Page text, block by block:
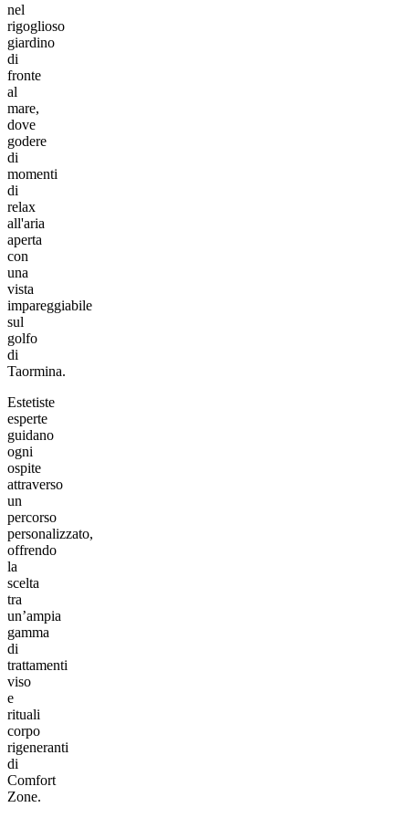
nel
rigoglioso
giardino
di
fronte
al
mare,
dove
godere
di
momenti
di
relax
all'aria
aperta
con
una
vista
impareggiabile
sul
golfo
di
Taormina.
Estetiste
esperte
guidano
ogni
ospite
attraverso
un
percorso
personalizzato,
offrendo
la
scelta
tra
un’ampia
gamma
di
trattamenti
viso
e
rituali
corpo
rigeneranti
di
Comfort
Zone.